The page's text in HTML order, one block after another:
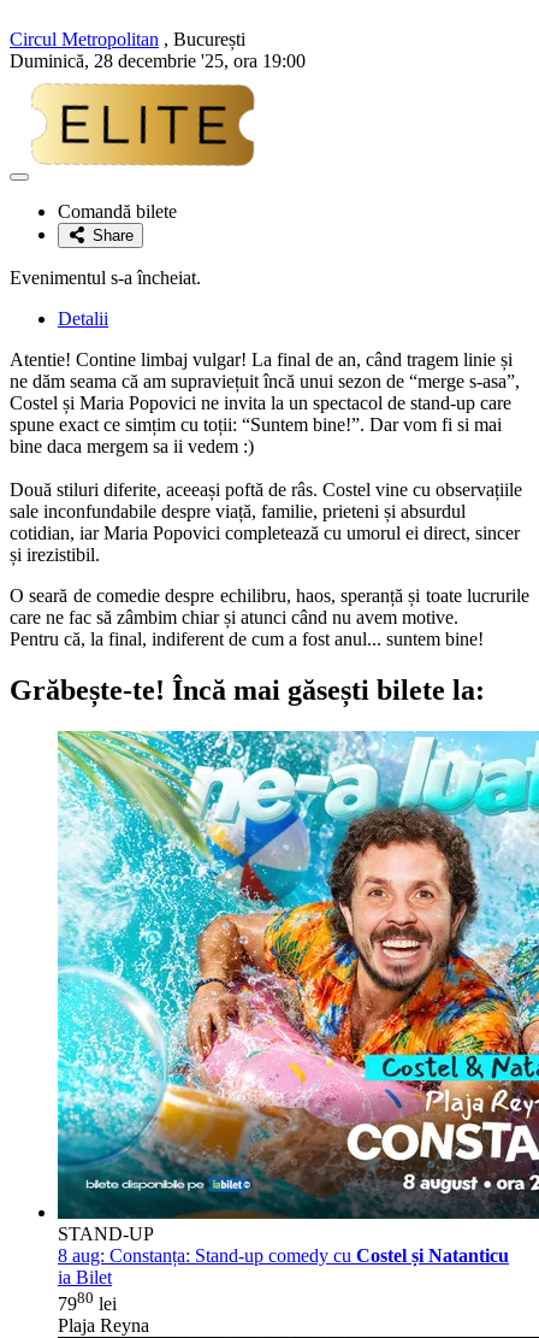
Circul Metropolitan , București
Duminică, 28 decembrie '25, ora 19:00
Adaugă
favoriteComandă bilete
Share
Evenimentul s-a încheiat.
Detalii
Atentie! Contine limbaj vulgar! La final de an, când tragem linie și
ne dăm seama că am supraviețuit încă unui sezon de “merge s-asa”,
Costel și Maria Popovici ne invita la un spectacol de stand-up care
spune exact ce simțim cu toții: “Suntem bine!”. Dar vom fi si mai
bine daca mergem sa ii vedem :)
Două stiluri diferite, aceeași poftă de râs. Costel vine cu observațiile
sale inconfundabile despre viață, familie, prieteni și absurdul
cotidian, iar Maria Popovici completează cu umorul ei direct, sincer
și irezistibil.
O seară de comedie despre echilibru, haos, speranță și toate lucrurile
care ne fac să zâmbim chiar și atunci când nu avem motive.
Pentru că, la final, indiferent de cum a fost anul... suntem bine!
Grăbește-te! Încă mai găsești bilete la:
STAND-UP
8 aug: Constanța: Stand-up comedy cu Costel și Natanticu
ia Bilet
7980 lei
Plaja Reyna